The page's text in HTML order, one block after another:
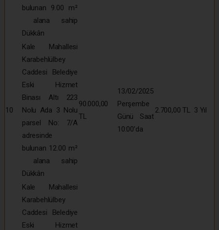
bulunan 9.00 m²
alana sahip
Dükkân
10
Kale Mahallesi
Karabehlülbey
Caddesi Belediye
Eski Hizmet
Binası Altı 223
Nolu Ada 3 Nolu
parsel No: 7/A
adresinde
bulunan 12.00 m²
alana sahip
Dükkân
90.000,00
TL
13/02/2025
Perşembe
Günü Saat
10:00’da
2.700,00 TL 3 Yıl
Kale Mahallesi
Karabehlülbey
Caddesi Belediye
Eski Hizmet